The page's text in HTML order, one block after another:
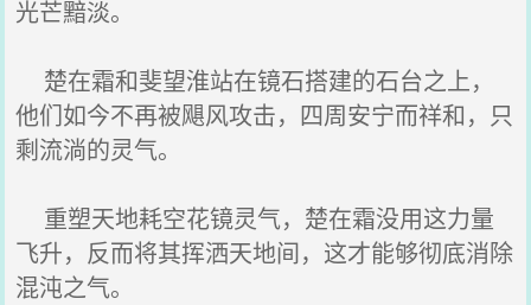
光芒黯淡。
楚在霜和斐望淮站在镜石搭建的石台之上，
他们如今不再被飓风攻击，四周安宁而祥和，只
剩流淌的灵气。
重塑天地耗空花镜灵气，楚在霜没用这力量
飞升，反而将其挥洒天地间，这才能够彻底消除
混沌之气。